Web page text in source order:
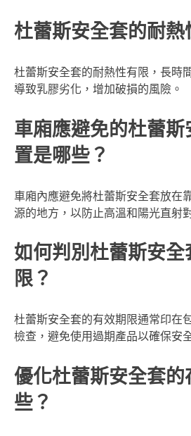
杜蕾斯安全套的耐熱
杜蕾斯安全套的耐熱性有限，長時
導致乳膠劣化，增加破損的風險。
車廂應避免的杜蕾
置是哪些？
車廂內應避免將杜蕾斯安全套放在
源的地方，以防止高溫和陽光直射
如何判別杜蕾斯安全
限？
杜蕾斯安全套的有效期限通常印在
檢查，避免使用過期產品以確保安
優化杜蕾斯安全套
些？